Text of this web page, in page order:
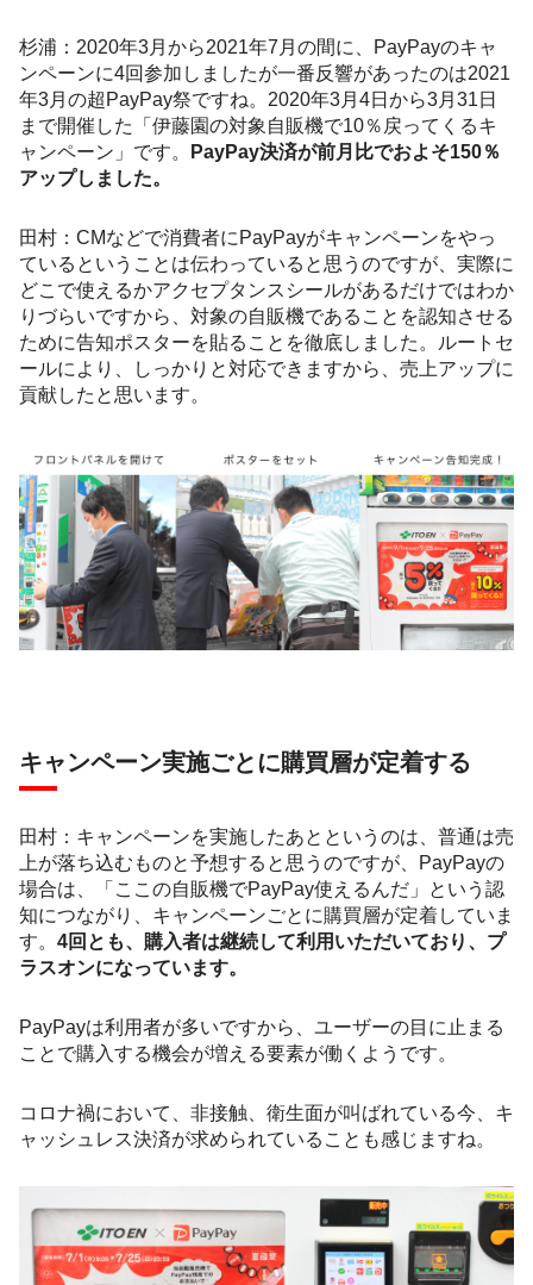
杉浦：2020年3月から2021年7月の間に、PayPayのキャ
ンペーンに4回参加しましたが一番反響があったのは2021
年3月の超PayPay祭ですね。2020年3月4日から3月31日
まで開催した「伊藤園の対象自販機で10％戻ってくるキ
ャンペーン」です。
PayPay決済が前月比でおよそ150％
アップしました。
田村：CMなどで消費者にPayPayがキャンペーンをやっ
ているということは伝わっていると思うのですが、実際に
どこで使えるかアクセプタンスシールがあるだけではわか
りづらいですから、対象の自販機であることを認知させる
ために告知ポスターを貼ることを徹底しました。ルートセ
ールにより、しっかりと対応できますから、売上アップに
貢献したと思います。
キャンペーン実施ごとに購買層が定着する
田村：キャンペーンを実施したあとというのは、普通は売
上が落ち込むものと予想すると思うのですが、PayPayの
場合は、「ここの自販機でPayPay使えるんだ」という認
知につながり、キャンペーンごとに購買層が定着していま
す。 4回とも、購入者は継続して利用いただいており、プ
ラスオンになっています。
PayPayは利用者が多いですから、ユーザーの目に止まる
ことで購入する機会が増える要素が働くようです。
コロナ禍において、非接触、衛生面が叫ばれている今、キ
ャッシュレス決済が求められていることも感じますね。